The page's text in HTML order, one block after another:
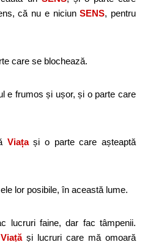
că nu e niciunSENS, pentru
care se blochează.
e frumos și ușor, și o parte care
Viața și o parte care așteaptă
lor posibile, în această lume.
lucruri faine, dar fac tâmpenii.
Viață și lucruri care mă omoară